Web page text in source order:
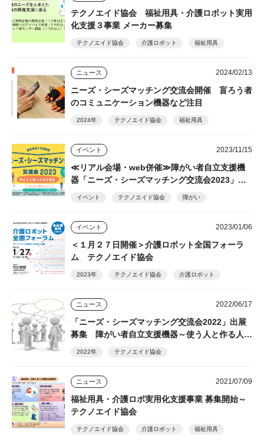
テクノエイド協会 福祉用具・介護ロボット実用
化支援３事業 メーカー募集
テクノエイド協会 介護ロボット 福祉用具
ニュース 2024/02/13
ニーズ・シーズマッチング交流会開催 盲ろう者
のコミュニケーション機器など注目
2024年 テクノエイド協会 福祉用具
イベント 2023/11/15
≪リアル会場・web併催≫障がい者自立支援機
器「ニーズ・シーズマッチング交流会2023」開
イベント テクノエイド協会 障がい
イベント 2023/01/06
＜１月２７日開催＞介護ロボット全国フォーラ
ム テクノエイド協会
2023年 テクノエイド協会 介護ロボット
ニュース 2022/06/17
「ニーズ・シーズマッチング交流会2022」出展
募集 障がい者自立支援機器～使う人と作る人の
交流会 テクノエイド協会
2022年 テクノエイド協会
ニュース 2021/07/09
福祉用具・介護ロボ実用化支援事業 募集開始～
テクノエイド協会
テクノエイド協会 介護ロボット 福祉用具